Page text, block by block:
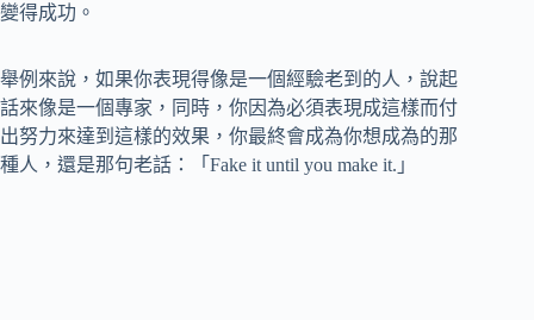
變得成功。
舉例來說，如果你表現得像是一個經驗老到的人，說起
話來像是一個專家，同時，你因為必須表現成這樣而付
出努力來達到這樣的效果，你最終會成為你想成為的那
種人，還是那句老話：「Fake it until you make it.」